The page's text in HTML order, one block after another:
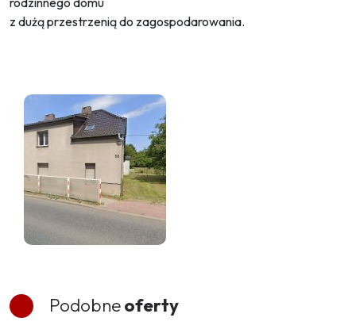
z dużą przestrzenią do zagospodarowania.
Podobneoferty